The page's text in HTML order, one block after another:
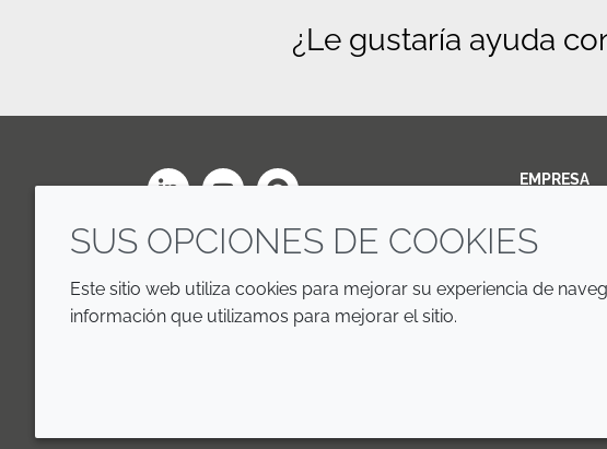
¿Le gustaría ayuda
EMPRESA
Annual
SUS OPCIONES DE COOKIES
Este sitio web utiliza cookies para mejorar su experiencia de
información que utilizamos para mejorar el sitio.